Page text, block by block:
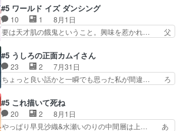
らっしゃるからかしらお顔が… 黒絵「怪獣に憧れ
るのはいいけど自分自身が… 素の自分はどちらな
のかはまだ不明だが見せ…
ラが悪魔すぎて気分が悪くなってきたこ… 声優ま
とめました(７話まで)仲町あられ/… ビオラの策略
がバッチリ嵌って最高wwwこ… 自信あれば評価
なんて気にしないし、充実し… ・バーチャルだけ
け？と思ったら歌唱シーン… の、らいぶシーン
＿!!­­--­­--­… それだけでええやん！！しかし、ビオラ
が仕…
#5 ワールド イズ ダンシング
10 1
8月1日
要は天才肌の餓鬼ということ。興味を惹かれ… 父
の鬼夜叉と田楽の増次郎。小さないざこ… 着眼点
は良くとも、先鋭的すぎるのか。芸能… 鬼夜叉は
石也と共に観世座をあとにし、三条… 観世座を離
れ、三条坊門御所で日々を送る鬼… 「お前(鬼夜
子舞勝負。鬼夜叉は猫の動き… 登場人物の我が強
い。新しい獅子舞に拘って… 第５話を
primevideoで視聴しまし…
#5 うしろの正面カムイさん
23 2
7月31日
ちょっと良い話かと一瞬でも思った私が間違… ろ
も1日お疲れ様でした～───昨晩～今… 幼女に拾
われたお市ちゃんの恩返し。化け猫… 役にて出演
させていただきました。ジョアン… トイ・ストー
#5 これ描いて死ね
20 2
8月1日
やっぱり早見沙織&水瀬いのりの中間層は上… あ